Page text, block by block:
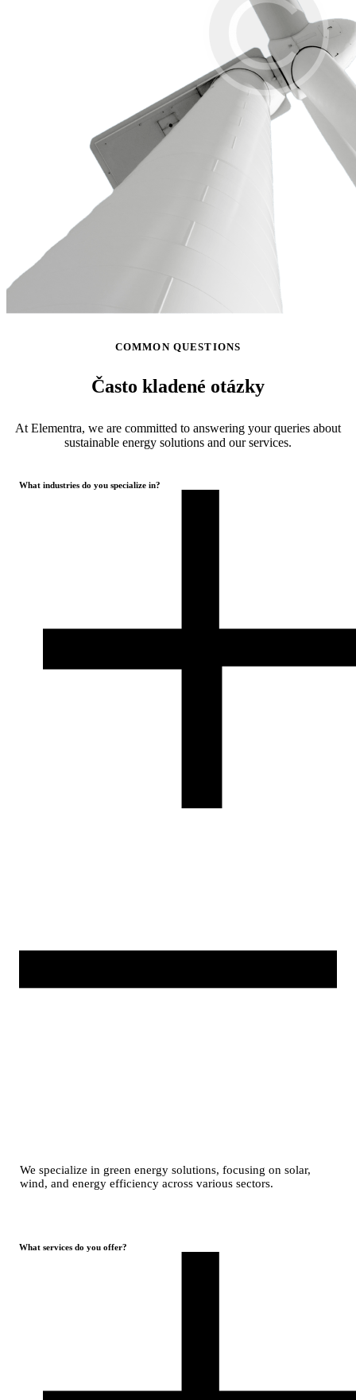
COMMON QUESTIONS
Často kladené otázky
At Elementra, we are committed to answering your queries about
sustainable energy solutions and our services.
What industries do you specialize in?
We specialize in green energy solutions, focusing on solar,
wind, and energy efficiency across various sectors.
What services do you offer?